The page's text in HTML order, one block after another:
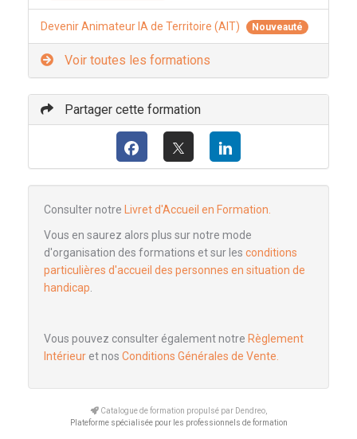
Devenir Animateur IA de Territoire (AIT) Nouveauté
Voir toutes les formations
Partager cette formation
Consulter notre
Livret d'Accueil en Formation.
Vous en saurez alors plus sur notre mode
d'organisation des formations et sur les conditions
particulières d'accueil des personnes en situation de
handicap
Vous pouvez consulter également notre Règlement
Intérieur et nos Conditions Générales de Vente.
Catalogue de formation propulsé par Dendreo,
Plateforme spécialisée pour les professionnels de formation